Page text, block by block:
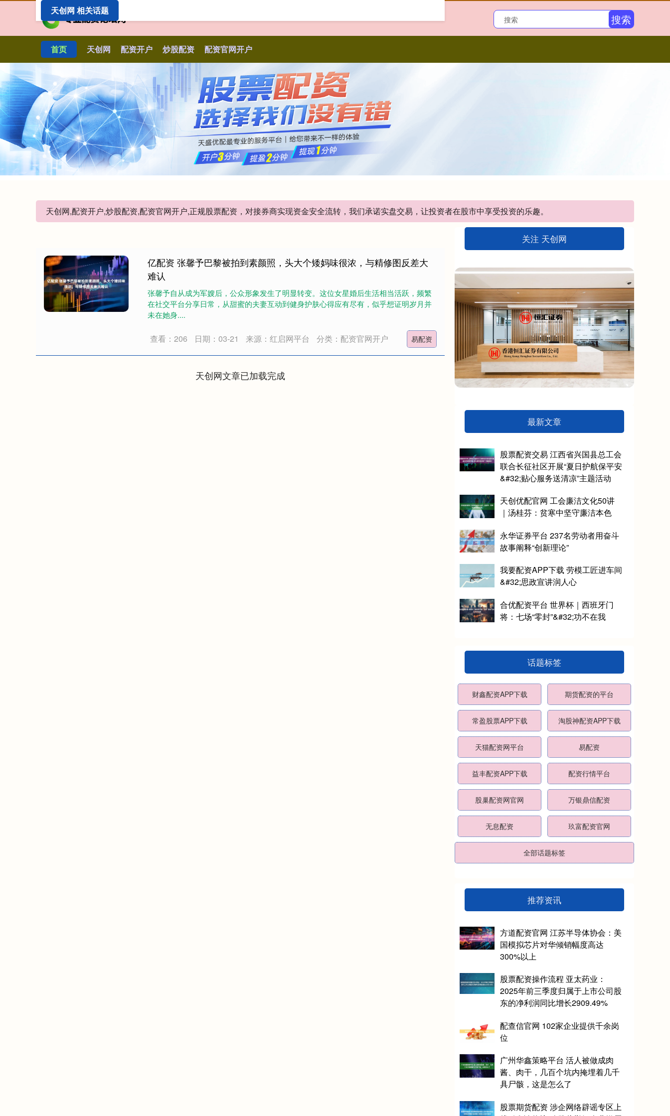
搜索
首页 天创网 配资开户 炒股配资 配资官网开户
天创网,配资开户,炒股配资,配资官网开户,正规股票配资，对接券商实现资金安全流转，我们承诺实盘交易，让投资者在股市中享受投资的乐趣。
天创网 相关话题
亿配资 张馨予巴黎被拍到素颜照，头大个矮妈味很浓，与精修图反差大
难认
张馨予自从成为军嫂后，公众形象发生了明显转变。这位女星婚后生活相当活跃，频繁
在社交平台分享日常，从甜蜜的夫妻互动到健身护肤心得应有尽有，似乎想证明岁月并
未在她身....
查看：206 日期：03-21 来源：红启网平台 分类：配资官网开户 易配资
天创网文章已加载完成
关注 天创网
最新文章
股票配资交易 江西省兴国县总工会
联合长征社区开展“夏日护航保平安
&#32;贴心服务送清凉”主题活动
天创优配官网 工会廉洁文化50讲
｜汤桂芬：贫寒中坚守廉洁本色
永华证券平台 237名劳动者用奋斗
故事阐释“创新理论”
我要配资APP下载 劳模工匠进车间
&#32;思政宣讲润人心
合优配资平台 世界杯｜西班牙门
将：七场“零封”&#32;功不在我
话题标签
财鑫配资APP下载 期货配资的平台
常盈股票APP下载 淘股神配资APP下载
天猫配资网平台 易配资
益丰配资APP下载 配资行情平台
股巢配资网官网 万银鼎信配资
无息配资 玖富配资官网
全部话题标签
推荐资讯
方道配资官网 江苏半导体协会：美
国模拟芯片对华倾销幅度高达
300%以上
股票配资操作流程 亚太药业：
2025年前三季度归属于上市公司股
东的净利润同比增长2909.49%
配查信官网 102家企业提供千余岗
位
广州华鑫策略平台 活人被做成肉
酱、肉干，几百个坑内掩埋着几千
具尸骸，这是怎么了
股票期货配资 涉企网络辟谣专区上